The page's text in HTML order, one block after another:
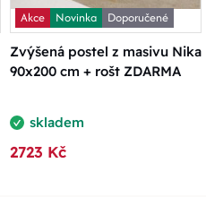
Akce Novinka
Doporučené
Zvýšená postel z masivu Nika
90x200 cm + rošt ZDARMA
skladem
2723 Kč